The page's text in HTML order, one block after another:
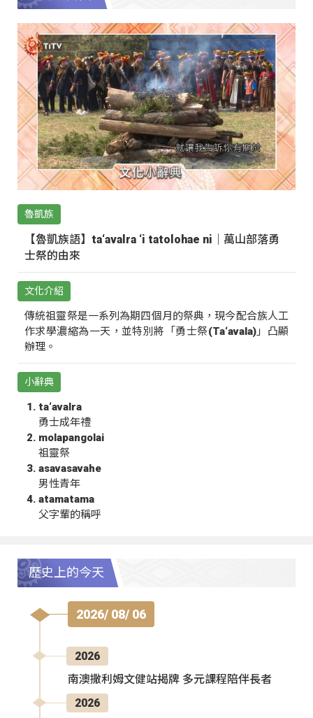
魯凱族
【魯凱族語】ta‘avalra ‘i tatolohae ni｜萬山部落勇
士祭的由來
文化介紹
傳統祖靈祭是一系列為期四個月的祭典，現今配合族人工
作求學濃縮為一天，並特別將「勇士祭(Ta‘avala)」凸顯
辦理。
小辭典
ta‘avalra
勇士成年禮
molapangolai
祖靈祭
asavasavahe
男性青年
atamatama
父字輩的稱呼
歷史上的今天
2026/ 08/ 06
2026
南澳撒利姆文健站揭牌 多元課程陪伴長者
2026